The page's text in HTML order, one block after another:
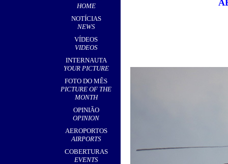
HOME
NOTÍCIAS
NEWS
VÍDEOS
VIDEOS
INTERNAUTA
YOUR PICTURE
FOTO DO MÊS
PICTURE OF THE
MONTH
OPINIÃO
OPINION
AEROPORTOS
AIRPORTS
,
COBERTURAS
EVENTS